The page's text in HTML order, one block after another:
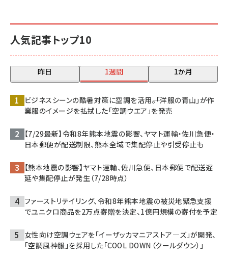
人気記事トップ10
昨日 1週間 1か月
ビジネスシーンの酷暑対策に空調を活用――。「洋服の青山」が作
業服のイメージを払拭した「空調ウエア」を発売
【7/29最新】令和8年熊本地震の影響、ヤマト運輸・佐川急便・
日本郵便が配送制限、熊本全域で集配停止や引受停止も
【熊本地震の影響】ヤマト運輸、佐川急便、日本郵便で配送遅
延や集配停止が発生（7/28時点）
ファーストリテイリング、令和8年熊本地震の被災地緊急支援
でユニクロ商品を2万点寄贈を決定、1億円規模の寄付を予定
女性向け空調ウェアを「イーザッカマニアストア―ズ」が開発、
「空調風神服」を採用した「COOL DOWN（クールダウン）」